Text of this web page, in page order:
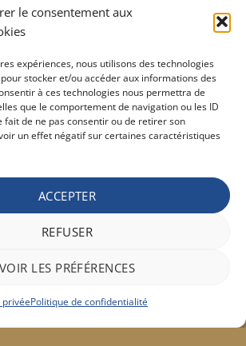
le consentement aux
expériences, nous utilisons des technologies
stocker et/ou accéder aux informations des
à ces technologies nous permettra de
que le comportement de navigation ou les ID
fait de ne pas consentir ou de retirer son
un effet négatif sur certaines caractéristiques
ACCEPTER
REFUSER
VOIR LES PRÉFÉRENCES
privéePolitique de confidentialité
DE VENTE ET VIE PRIVÉE
Copyright 2026 ©Hair concept